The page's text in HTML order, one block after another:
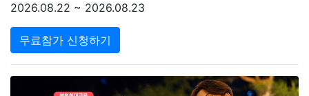
2026.08.22 ~ 2026.08.23
무료참가 신청하기